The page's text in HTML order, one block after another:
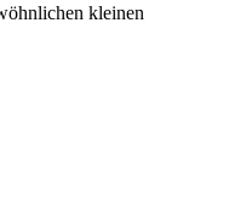
kleinen